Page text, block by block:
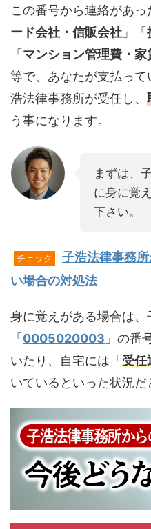
この番号から連絡があっ
ード会社・信販会社 」「
「 マンション管理費・家
等で、あなたが支払っ
浩法律事務所が受任し、
う事になります。
まずは、
に身に覚
下さい。
チェック
子浩法律事務
い場合の対処法
身に覚えがある場合は、
「 0005020003 」の番
いたり、自宅には「 受任
いているといった状況だ